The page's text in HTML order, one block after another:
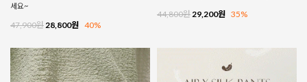
세요~
47,900원 28,800원 40%
44,800원 29,200원 35%